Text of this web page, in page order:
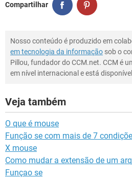
Compartilhar
Nosso conteúdo é produzido em
em tecnologia da informação sob o
Pillou, fundador do CCM.net. CCM é
em nível internacional e está
Veja também
O que é mouse
Função se com mais de 7
X mouse
Como mudar a extensão de um
Funçao se